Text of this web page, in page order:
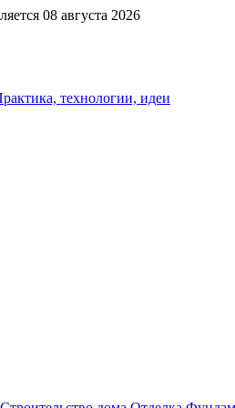
08 августа 2026
технологии, идеи